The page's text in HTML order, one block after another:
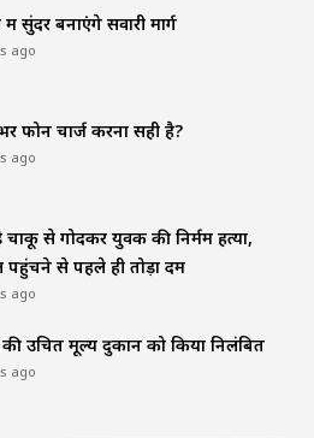
सुंदर बनाएंगे सवारी मार्ग
ago
फोन चार्ज करना सही है?
ago
चाकू से गोदकर युवक की निर्मम हत्या,
पहुंचने से पहले ही तोड़ा दम
ago
की उचित मूल्य दुकान को किया निलंबित
ago